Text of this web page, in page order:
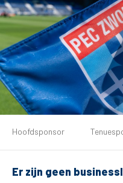
Tickets
Matchdays
Hoofdsponsor
Er zijn geen